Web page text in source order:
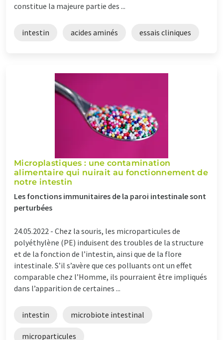
constitue la majeure partie des ...
intestin acides aminés essais cliniques
Microplastiques : une contamination
alimentaire qui nuirait au fonctionnement de
notre intestin
Les fonctions immunitaires de la paroi intestinale sont
perturbées
24.05.2022 - Chez la souris, les microparticules de
polyéthylène (PE) induisent des troubles de la structure
et de la fonction de l’intestin, ainsi que de la flore
intestinale. S’il s’avère que ces polluants ont un effet
comparable chez l’Homme, ils pourraient être impliqués
dans l’apparition de certaines ...
intestin microbiote intestinal
microparticules